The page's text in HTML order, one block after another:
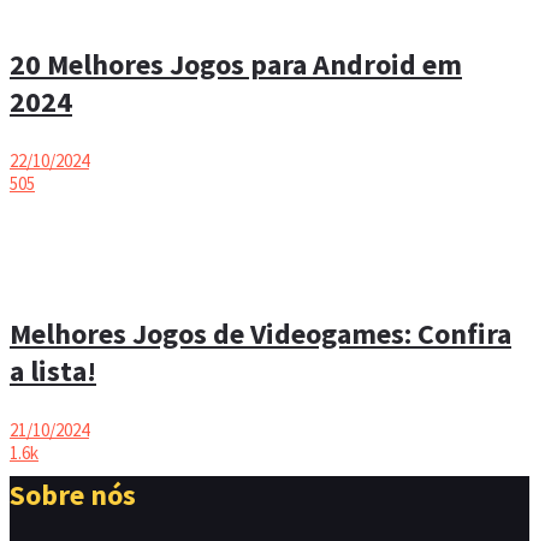
20 Melhores Jogos para Android em
2024
22/10/2024
505
Melhores Jogos de Videogames: Confira
a lista!
21/10/2024
1.6k
Sobre nós